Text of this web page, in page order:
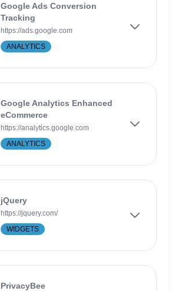
Google Ads Conversion
Tracking
https://ads.google.com
ANALYTICS
Google Analytics Enhanced
eCommerce
https://analytics.google.com
ANALYTICS
jQuery
https://jquery.com/
WIDGETS
PrivacyBee